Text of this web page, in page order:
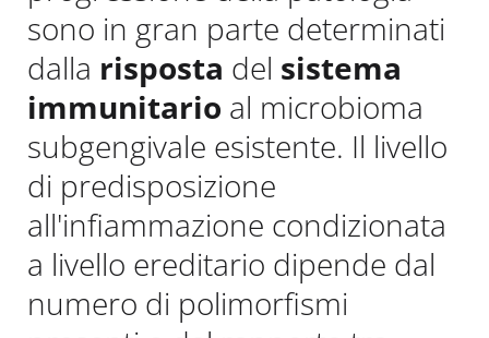
sono in gran parte determinati
dalla risposta del sistema
immunitario al microbioma
subgengivale esistente. Il livello
di predisposizione
all'infiammazione condizionata
a livello ereditario dipende dal
numero di polimorfismi